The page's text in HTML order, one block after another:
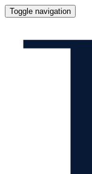
Toggle navigation